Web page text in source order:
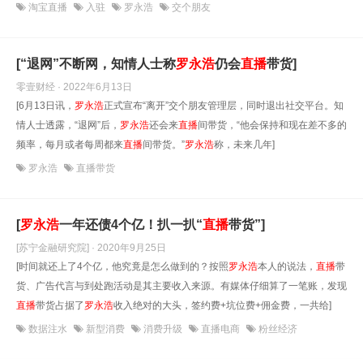
淘宝直播 入驻 罗永浩 交个朋友
[“退网”不断网，知情人士称罗永浩仍会直播带货]
零壹财经 · 2022年6月13日
[6月13日讯， 罗永浩正式宣布“离开”交个朋友管理层，同时退出社交平台。知
情人士透露，“退网”后， 罗永浩还会来直播间带货，“他会保持和现在差不多的
频率，每月或者每周都来直播间带货。”罗永浩称，未来几年]
罗永浩 直播带货
[罗永浩一年还债4个亿！扒一扒“直播带货”]
[苏宁金融研究院] · 2020年9月25日
[时间就还上了4个亿，他究竟是怎么做到的？按照罗永浩本人的说法， 直播带
货、广告代言与到处跑活动是其主要收入来源。有媒体仔细算了一笔账，发现
直播带货占据了 罗永浩收入绝对的大头，签约费+坑位费+佣金费，一共给]
数据注水 新型消费 消费升级 直播电商 粉丝经济